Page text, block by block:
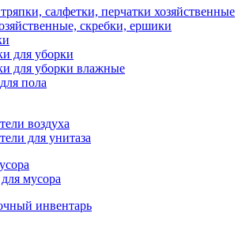
салфетки, перчатки хозяйственные
скребки, ершики
для уборки
для уборки влажные
пола
воздуха
для унитаза
мусора
инвентарь